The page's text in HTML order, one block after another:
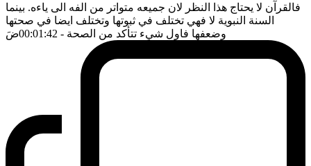
فالقرآن لا يحتاج هذا النظر لان جميعه متواتر من الفه الى ياءه. بينما
السنة النبوية لا فهي تختلف في ثبوتها وتختلف ايضا في صحتها
وضعفها فاول شيء تتأكد من الصحة - 00:01:42 ضَ